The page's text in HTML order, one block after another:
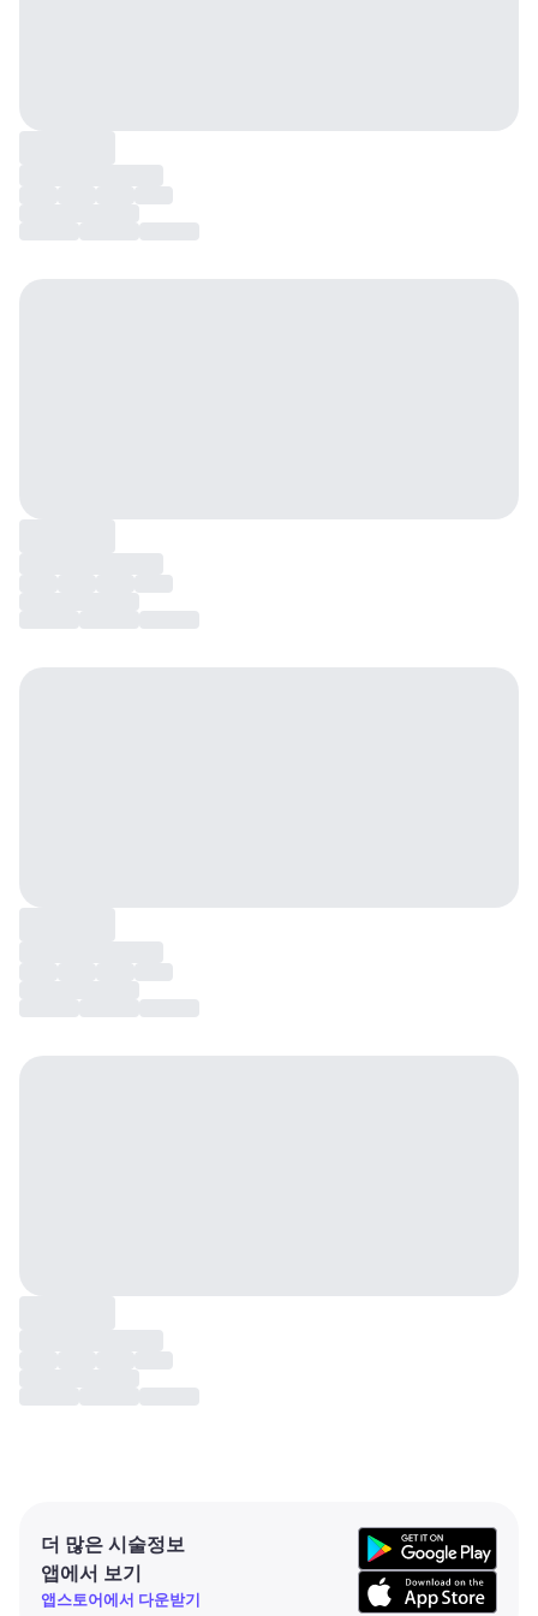
더 많은 시술정보
앱에서 보기
앱스토어에서 다운받기